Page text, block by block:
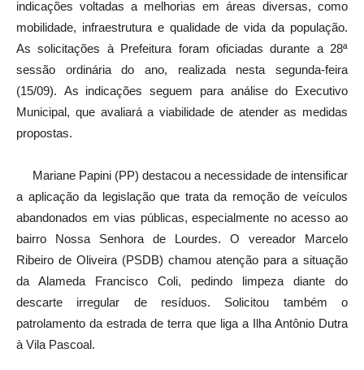
indicações voltadas a melhorias em áreas diversas, como
mobilidade, infraestrutura e qualidade de vida da população.
As solicitações à Prefeitura foram oficiadas durante a 28ª
sessão ordinária do ano, realizada nesta segunda-feira
(15/09). As indicações seguem para análise do Executivo
Municipal, que avaliará a viabilidade de atender as medidas
propostas.
Mariane Papini (PP) destacou a necessidade de intensificar
a aplicação da legislação que trata da remoção de veículos
abandonados em vias públicas, especialmente no acesso ao
bairro Nossa Senhora de Lourdes. O vereador Marcelo
Ribeiro de Oliveira (PSDB) chamou atenção para a situação
da Alameda Francisco Coli, pedindo limpeza diante do
descarte irregular de resíduos. Solicitou também o
patrolamento da estrada de terra que liga a Ilha Antônio Dutra
à Vila Pascoal.